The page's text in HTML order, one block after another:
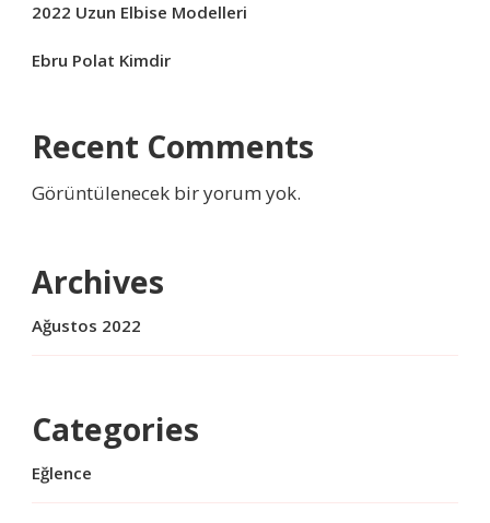
2022 Uzun Elbise Modelleri
Ebru Polat Kimdir
Recent Comments
Görüntülenecek bir yorum yok.
Archives
Ağustos 2022
Categories
Eğlence